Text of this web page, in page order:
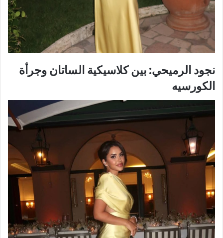
نجود الرميحي: بين كلاسيكية الساتان وجرأة
الكورسيه